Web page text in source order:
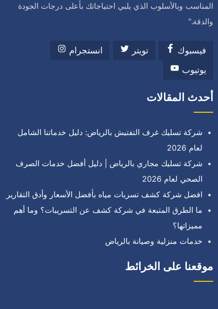
المناسب وبالأسلوب الذي يلبي احتياجاتك بأعلى درجات الجودة
والدقة."
فيسبوك تويتر
انستجرام
يوتيوب
أحدث المقالات
شركة تسليك غرف التفتيش بالرياض: دليل خدماتنا الشامل
لعام 2026
شركة تسليك مجاري بالرياض | دليل أفضل خدمات الصرف
الصحي لعام 2026
افضل شركة كشف تسربات مياه بأفضل الأسعار وأدق التقارير
ما الطرق المتبعة في شركة كشف عن التسريبات؟ وما أهم
مميزاتها؟
خدمات منزلية وصيانة بالرياض
موقعنا على الخرائط